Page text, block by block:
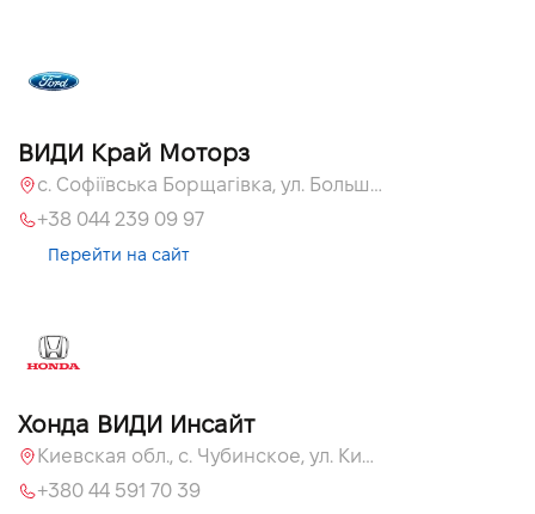
ВИДИ Край Моторз
с. Софіївська Борщагівка, ул. Большая Кольцевая, 60а
+38 044 239 09 97
Перейти на сайт
Хонда ВИДИ Инсайт
Киевская обл., c. Чубинское, ул. Киевская, 55
+380 44 591 70 39